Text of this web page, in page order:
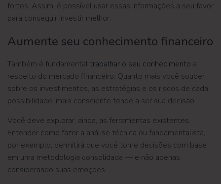
fortes. Assim, é possível usar essas informações a seu favor
para conseguir investir melhor.
Aumente seu conhecimento financeiro
Também é fundamental trabalhar o seu conhecimento a
respeito do mercado financeiro. Quanto mais você souber
sobre os investimentos, as estratégias e os riscos de cada
possibilidade, mais consciente tende a ser sua decisão.
Você deve explorar, ainda, as ferramentas existentes.
Entender como fazer a análise técnica ou fundamentalista,
por exemplo, permitirá que você tome decisões com base
em uma metodologia consolidada — e não apenas
considerando suas emoções.